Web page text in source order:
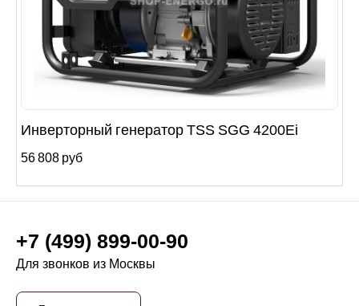
Инверторный генератор TSS SGG 4200Ei
56 808 руб
+7 (499) 899-00-90
Для звонков из Москвы